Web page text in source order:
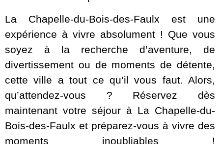
La Chapelle-du-Bois-des-Faulx est une
expérience à vivre absolument ! Que vous
soyez à la recherche d’aventure, de
divertissement ou de moments de détente,
cette ville a tout ce qu’il vous faut. Alors,
qu’attendez-vous ? Réservez dès
maintenant votre séjour à La Chapelle-du-
Bois-des-Faulx et préparez-vous à vivre des
moments inoubliables !